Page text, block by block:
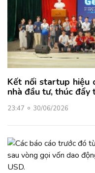
Kết nối startup hiệu
nhà đầu tư, thúc đẩy
23:47 30/06/2026